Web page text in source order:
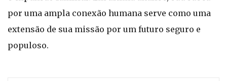
por uma ampla conexão humana serve como uma
extensão de sua missão por um futuro seguro e
populoso.